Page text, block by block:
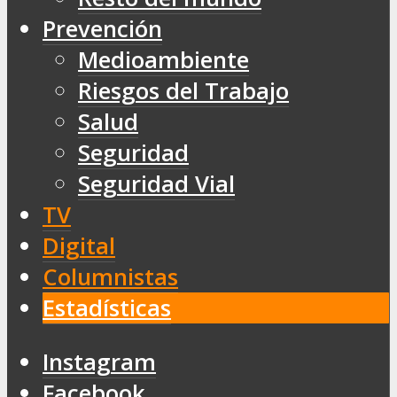
Prevención
Medioambiente
Riesgos del Trabajo
Salud
Seguridad
Seguridad Vial
TV
Digital
Columnistas
Estadísticas
Instagram